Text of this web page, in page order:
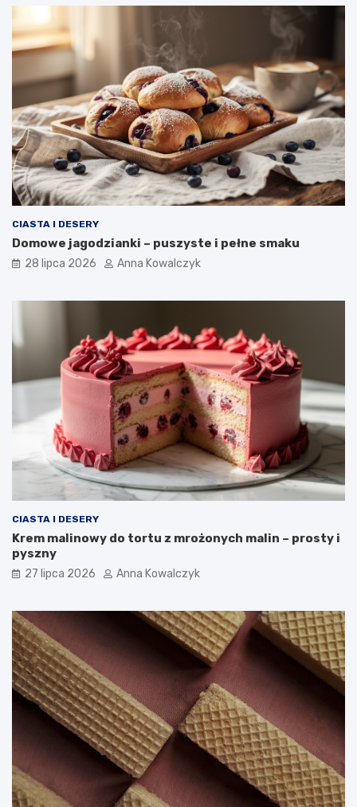
CIASTA I DESERY
Domowe jagodzianki – puszyste i pełne smaku
28 lipca 2026 Anna Kowalczyk
CIASTA I DESERY
Krem malinowy do tortu z mrożonych malin – prosty i
pyszny
27 lipca 2026 Anna Kowalczyk